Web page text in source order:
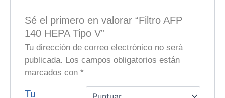
Sé el primero en valorar “Filtro AFP
140 HEPA Tipo V”
Tu dirección de correo electrónico no será
publicada. Los campos obligatorios están
marcados con*
Tu